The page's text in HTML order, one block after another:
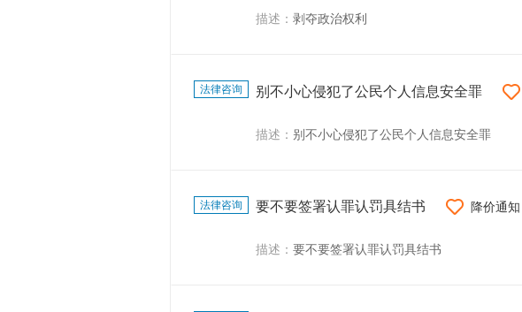
描述： 剥夺政治权利
法律咨询 别不小心侵犯了公民个人信息安全罪
描述： 别不小心侵犯了公民个人信息安全罪
法律咨询 要不要签署认罪认罚具结书 降价通知
描述： 要不要签署认罪认罚具结书